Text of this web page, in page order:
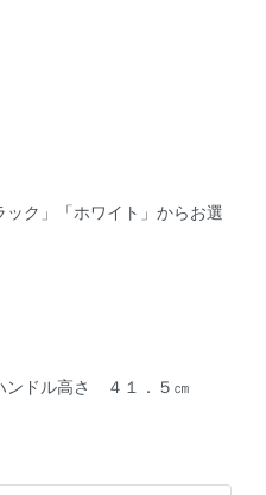
ック」「ホワイト」からお選
ンドル高さ ４１．５㎝